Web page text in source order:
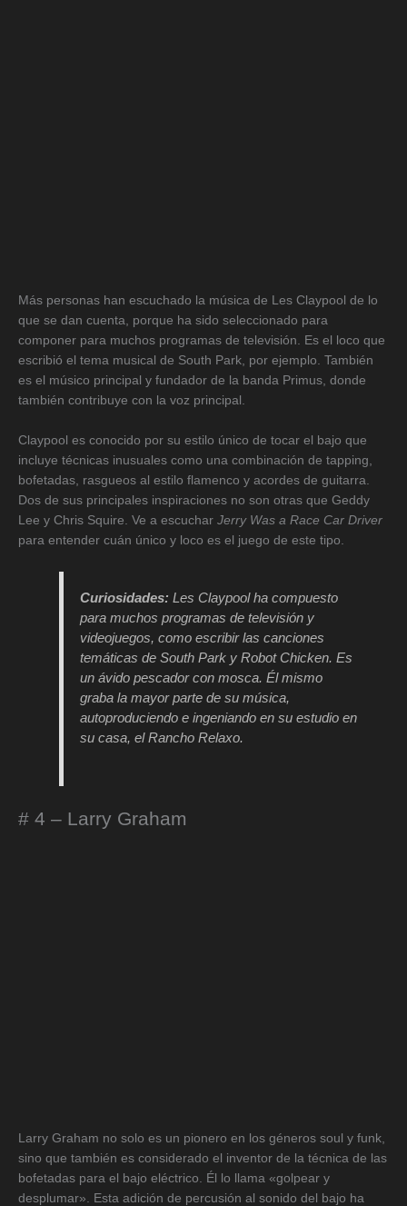
Más personas han escuchado la música de Les Claypool de lo
que se dan cuenta, porque ha sido seleccionado para
componer para muchos programas de televisión. Es el loco que
escribió el tema musical de South Park, por ejemplo. También
es el músico principal y fundador de la banda Primus, donde
también contribuye con la voz principal.
Claypool es conocido por su estilo único de tocar el bajo que
incluye técnicas inusuales como una combinación de tapping,
bofetadas, rasgueos al estilo flamenco y acordes de guitarra.
Dos de sus principales inspiraciones no son otras que Geddy
Lee y Chris Squire. Ve a escuchar Jerry Was a Race Car Driver
para entender cuán único y loco es el juego de este tipo.
Curiosidades:Les Claypool ha compuesto
para muchos programas de televisión y
videojuegos, como escribir las canciones
temáticas de South Park y Robot Chicken. Es
un ávido pescador con mosca. Él mismo
graba la mayor parte de su música,
autoproduciendo e ingeniando en su estudio en
su casa, el Rancho Relaxo.
# 4 – Larry Graham
Larry Graham no solo es un pionero en los géneros soul y funk,
sino que también es considerado el inventor de la técnica de las
bofetadas para el bajo eléctrico. Él lo llama «golpear y
desplumar». Esta adición de percusión al sonido del bajo ha